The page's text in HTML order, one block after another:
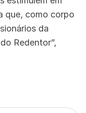
que, como corpo
da
Redentor”,